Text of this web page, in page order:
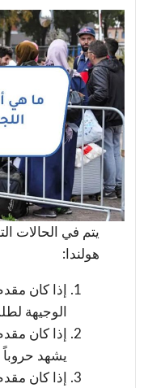
يتم في الحالات
هولندا:
إذا كان
الوجيهة
إذا كان
يشهد حروباً
إذا كان